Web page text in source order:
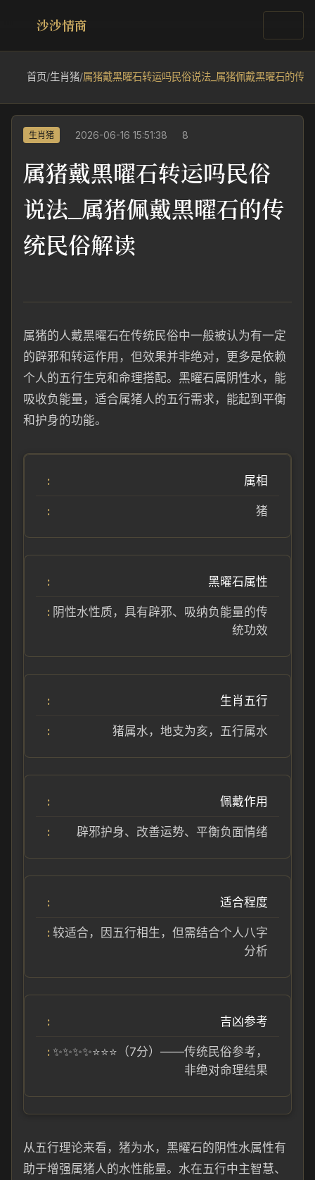
沙沙情商
首页/生肖猪/属猪戴黑曜石转运吗民俗说法_属猪佩戴黑曜石的传
生肖猪 2026-06-16 15:51:38 8
属猪戴黑曜石转运吗民俗
说法_属猪佩戴黑曜石的传
统民俗解读
属猪的人戴黑曜石在传统民俗中一般被认为有一定
的辟邪和转运作用，但效果并非绝对，更多是依赖
个人的五行生克和命理搭配。黑曜石属阴性水，能
吸收负能量，适合属猪人的五行需求，能起到平衡
和护身的功能。
属相
猪
黑曜石属性
阴性水性质，具有辟邪、吸纳负能量的传
统功效
生肖五行
猪属水，地支为亥，五行属水
佩戴作用
辟邪护身、改善运势、平衡负面情绪
适合程度
较适合，因五行相生，但需结合个人八字
分析
吉凶参考
✨✨✨✨⭐⭐⭐（7分）——传统民俗参考，
非绝对命理结果
从五行理论来看，猪为水，黑曜石的阴性水属性有
助于增强属猪人的水性能量。水在五行中主智慧、